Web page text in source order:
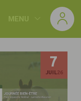
MENU
7
JUIL26